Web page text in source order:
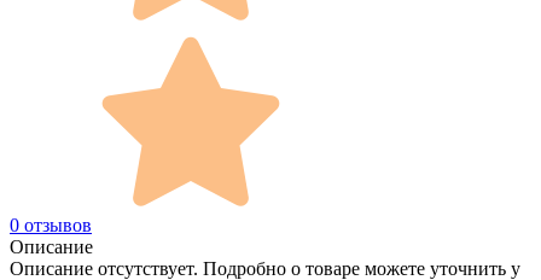
0 отзывов
Описание
Описание отсутствует. Подробно о товаре можете уточнить у